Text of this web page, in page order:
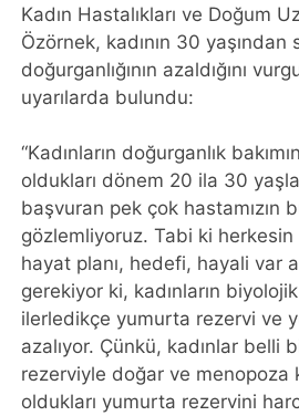
Kadın Hastalıkları ve Doğum
Özörnek, kadının 30 yaşından
doğurganlığının azaldığını
uyarılarda bulundu:
“Kadınların doğurganlık
oldukları dönem 20 ila 30
başvuran pek çok hastamızın
gözlemliyoruz. Tabi ki
hayat planı, hedefi, hayali var
gerekiyor ki, kadınların
ilerledikçe yumurta rezervi ve
azalıyor. Çünkü, kadınlar belli
rezerviyle doğar ve menopoza
oldukları yumurta rezervini